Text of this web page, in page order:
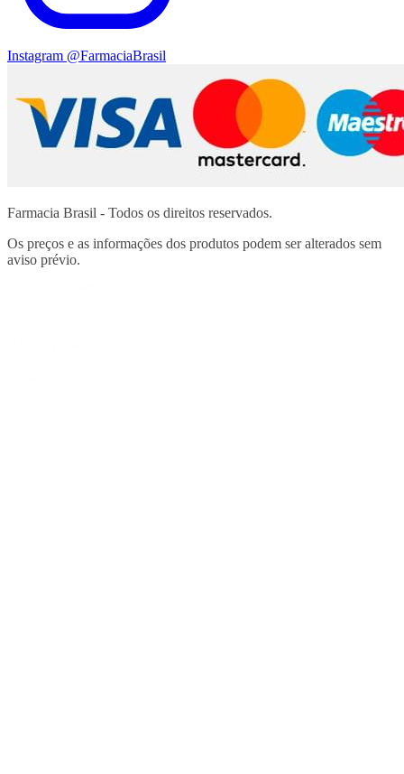
Instagram @FarmaciaBrasil
Farmacia Brasil - Todos os direitos reservados.
Os preços e as informações dos produtos podem ser alterados sem
aviso prévio.